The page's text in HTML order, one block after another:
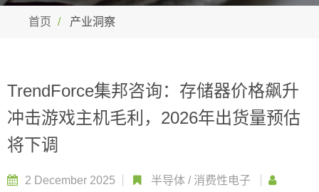
首页 产业洞察
TrendForce集邦咨询：存储器价格飙升
冲击游戏主机毛利，2026年出货量预估
将下调
2 December 2025 半导体 / 消费性电子